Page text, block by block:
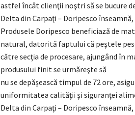
astfel încât clienţii noştri să se bucure
Delta din Carpaţi – Doripesco
Produsele Doripesco beneficiază de
natural, datorită faptului că peştele
către secţia de procesare, ajungând în
produsului finit se urmăreşte să
nu se depăşească timpul de 72 ore,
uniformitatea calităţii şi siguranţei
Delta din Carpaţi – Doripesco